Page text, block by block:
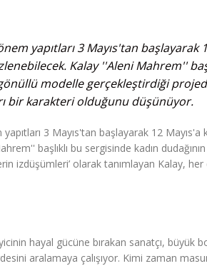
yapıtları 3 Mayıs'tan başlayarak
Kalay ''Aleni Mahrem''
modelle gerçekleştirdiği
bir karakteri olduğunu düşünüyor.
yapıtları 3 Mayıs'tan başlayarak 12
başlıklı bu sergisinde kadın
izdüşümleri’ olarak tanımlayan Kalay,
hayal gücüne bırakan sanatçı, büyük
aralamaya çalışıyor. Kimi zaman